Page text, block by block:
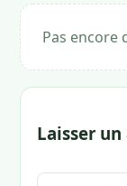
Pas encore
Laisser un